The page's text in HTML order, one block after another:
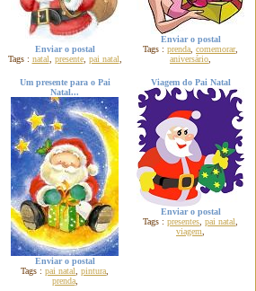
Enviar o postal
Tags : natal presente, pai natal
Enviar o postal
Tags : prenda comemorar,
aniversário
Um presente para o Pai
Natal...
Enviar o postal
Tags : pai natal pintura
prenda,
Viagem do Pai Natal
Enviar o postal
Tags : presentes pai natal
viagem